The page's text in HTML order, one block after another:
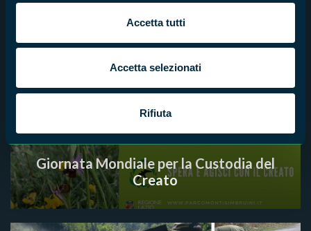
Accetta tutti
Accetta selezionati
Rifiuta
Giornata Mondiale per la Custodia del
Creato